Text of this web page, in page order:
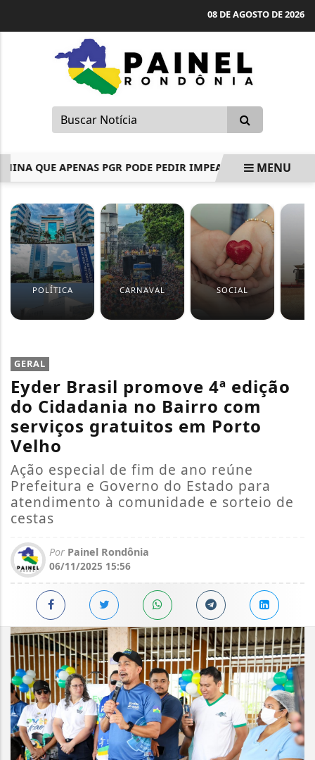
08 DE AGOSTO DE 2026
QUE APENAS PGR PODE PEDIR IMPEACHMENT DEMENU
POLÍTICA CARNAVAL SOCIAL
GERAL
Eyder Brasil promove 4ª edição
do Cidadania no Bairro com
serviços gratuitos em Porto
Velho
Ação especial de fim de ano reúne
Prefeitura e Governo do Estado para
atendimento à comunidade e sorteio de
cestas
Por Painel Rondônia
06/11/2025 15:56